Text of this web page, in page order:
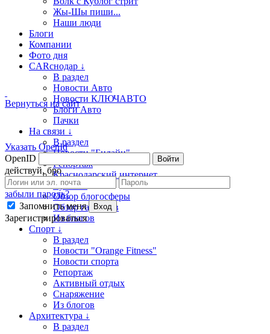
Вернуться на сайт
Указать OpenId
OpenID
Войти
действуй, бро
забыли пароль?
Запомнить меня
Вход
Зарегистрироваться
Жы-Шы пиши...
Наши люди
Блоги
Компании
Фото дня
CARснодар ↓
В раздел
Новости Авто
Новости КЛЮЧАВТО
Блоги Авто
Пачки
На связи ↓
В раздел
Новости "Билайн"
Репортаж
Краснодарский интернет
Куб.com
Обзор блогосферы
Обзор гаджетов
Из блогов
Спорт ↓
В раздел
Новости "Orange Fitness"
Новости спорта
Репортаж
Активный отдых
Снаряжение
Из блогов
Архитектура ↓
В раздел